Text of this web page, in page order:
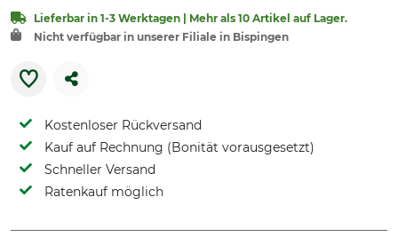
Lieferbar in 1-3 Werktagen | Mehr als 10 Artikel auf Lager.
Nicht verfügbar in unserer Filiale in Bispingen
Kostenloser Rückversand
Kauf auf Rechnung (Bonität vorausgesetzt)
Schneller Versand
Ratenkauf möglich